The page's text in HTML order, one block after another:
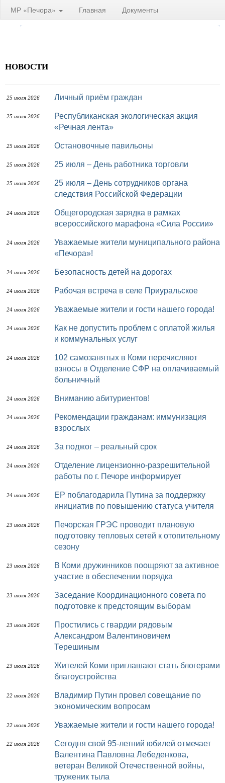
МР «Печора» Главная Документы
НОВОСТИ
25 июля 2026 Личный приём граждан
25 июля 2026
Республиканская экологическая акция
«Речная лента»
25 июля 2026 Остановочные павильоны
25 июля 2026 25 июля – День работника торговли
25 июля 2026
25 июля – День сотрудников органа
следствия Российской Федерации
24 июля 2026
Общегородская зарядка в рамках
всероссийского марафона «Сила России»
24 июля 2026
Уважаемые жители муниципального района
«Печора»!
24 июля 2026 Безопасность детей на дорогах
24 июля 2026 Рабочая встреча в селе Приуральское
24 июля 2026 Уважаемые жители и гости нашего города!
24 июля 2026
Как не допустить проблем с оплатой жилья
и коммунальных услуг
24 июля 2026
102 самозанятых в Коми перечисляют
взносы в Отделение СФР на оплачиваемый
больничный
24 июля 2026 Вниманию абитуриентов!
24 июля 2026
Рекомендации гражданам: иммунизация
взрослых
24 июля 2026 За поджог – реальный срок
24 июля 2026
Отделение лицензионно-разрешительной
работы по г. Печоре информирует
24 июля 2026
ЕР поблагодарила Путина за поддержку
инициатив по повышению статуса учителя
23 июля 2026
Печорская ГРЭС проводит плановую
подготовку тепловых сетей к отопительному
сезону
23 июля 2026
В Коми дружинников поощряют за активное
участие в обеспечении порядка
23 июля 2026
Заседание Координационного совета по
подготовке к предстоящим выборам
23 июля 2026
Простились с гвардии рядовым
Александром Валентиновичем
Терешиным
23 июля 2026
Жителей Коми приглашают стать блогерами
благоустройства
22 июля 2026
Владимир Путин провел совещание по
экономическим вопросам
22 июля 2026 Уважаемые жители и гости нашего города!
22 июля 2026
Сегодня свой 95-летний юбилей отмечает
Валентина Павловна Лебеденкова,
ветеран Великой Отечественной войны,
труженик тыла